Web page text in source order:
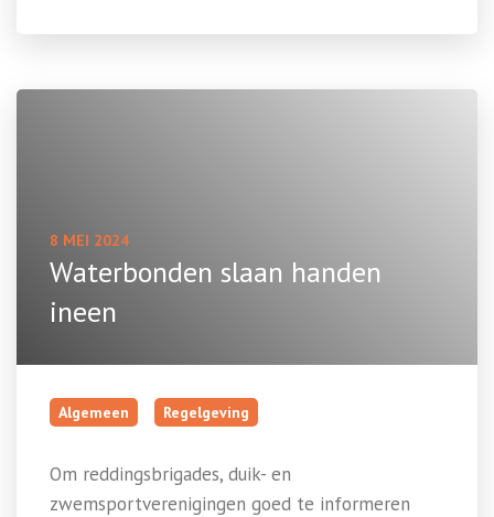
8 MEI 2024
Waterbonden slaan handen
ineen
Algemeen Regelgeving
Om reddingsbrigades, duik- en
zwemsportverenigingen goed te informeren